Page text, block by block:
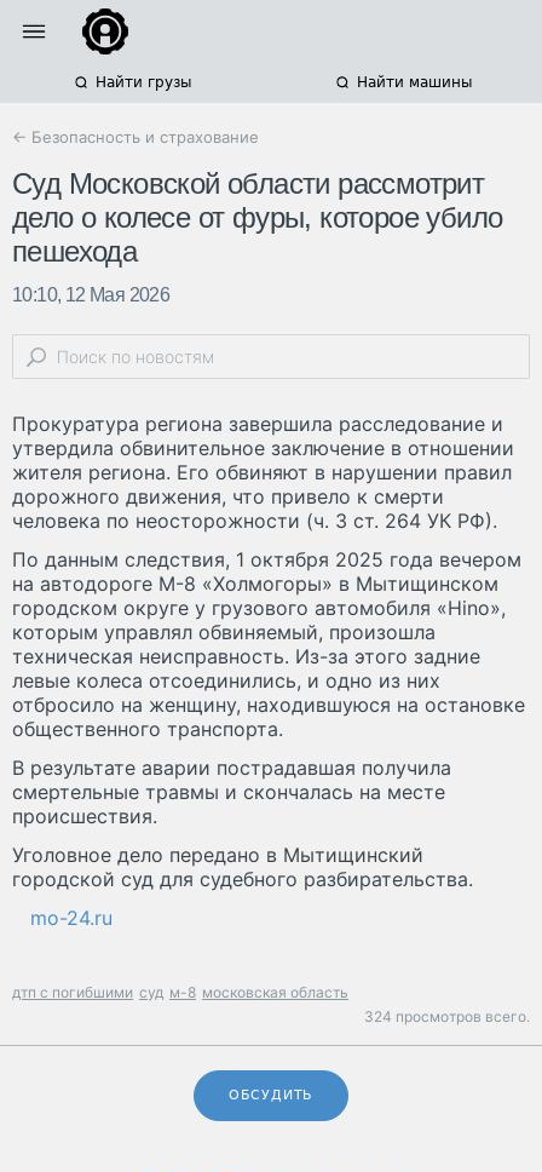
Найти грузы Найти машины
← Безопасность и страхование
Суд Московской области рассмотрит
дело о колесе от фуры, которое убило
пешехода
10:10, 12 Мая 2026
Прокуратура региона завершила расследование и
утвердила обвинительное заключение в отношении
жителя региона. Его обвиняют в нарушении правил
дорожного движения, что привело к смерти
человека по неосторожности (ч. 3 ст. 264 УК РФ).
По данным следствия, 1 октября 2025 года вечером
на автодороге М-8 «Холмогоры» в Мытищинском
городском округе у грузового автомобиля «Hino»,
которым управлял обвиняемый, произошла
техническая неисправность. Из-за этого задние
левые колеса отсоединились, и одно из них
отбросило на женщину, находившуюся на остановке
общественного транспорта.
В результате аварии пострадавшая получила
смертельные травмы и скончалась на месте
происшествия.
Уголовное дело передано в Мытищинский
городской суд для судебного разбирательства.
mo-24.ru
дтп с погибшими суд м-8 московская область
324 просмотров всего.
ОБСУДИТЬ